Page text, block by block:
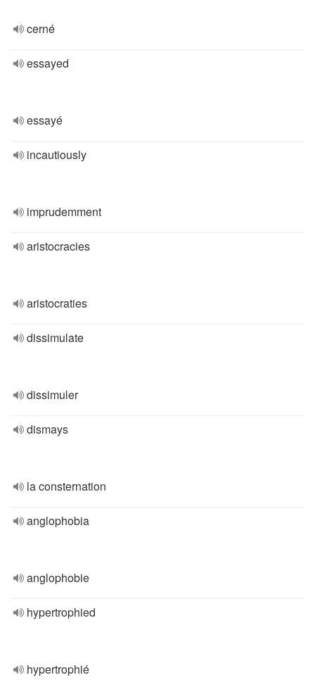
cerné
essayed
essayé
incautiously
imprudemment
aristocracies
aristocraties
dissimulate
dissimuler
dismays
la consternation
anglophobia
anglophobie
hypertrophied
hypertrophié